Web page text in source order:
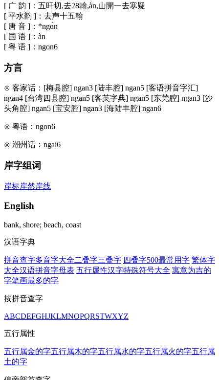
[ 广 韵 ]：五旰切,去28翰,àn,山開一去寒疑
[ 平水韵 ]：去声十五翰
[ 唐 音 ]：*ngɑ̀n
[ 国 语 ]：àn
[ 粤 语 ]：ngon6
方言
⊙ 客家话：[梅县腔] ngan3 [陆丰腔] ngan5 [客语拼音字汇]
ngan4 [台湾四县腔] ngan5 [客英字典] ngan5 [东莞腔] ngan3 [沙
头角腔] ngan5 [宝安腔] ngan3 [海陆丰腔] ngan6
⊙ 粤语：ngon6
⊙ 潮州话：ngai6
岸字组词
岸标岸然岸线
English
bank, shore; beach, coast
汉语字典
拼音查字多音字大全二叠字三叠字 四叠字500最常用字 繁体字
大全汉语拼音字母表 五行属性汉字特殊符号大全 寓意为吉的
字笔画最多的字
按拼音查字
ABCDEFGHJKLMNOPQRSTWXYZ
五行属性
五行属金的字五行属木的字五行属水的字五行属火的字五行属
土的字